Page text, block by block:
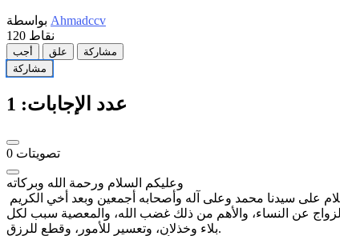
Ahmadccv
120 نقاط
أجب علق
مشاركة
مشاركة
عدد الإجابات: 1
0 تصويتات
وعليكم السلام ورحمة الله وبركاته
الزواج عن النساء، والأهم من ذلك غضب الله، والمعصية سبب لكل
بلاء وخذلان، وتعسير للأمور، وقطع للرزق.